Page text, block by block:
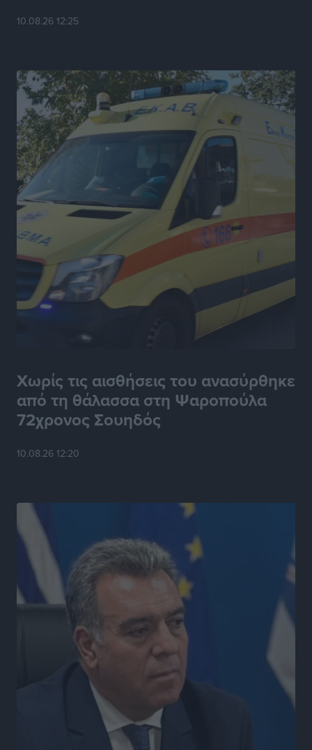
10.08.26 12:25
Χωρίς τις αισθήσεις του ανασύρθηκε
από τη θάλασσα στη Ψαροπούλα
72χρονος Σουηδός
10.08.26 12:20